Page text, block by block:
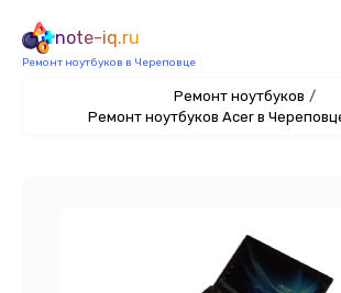
note-iq.ru
Ремонт ноутбуков в Череповце
Ремонт ноутбуков /
Ремонт ноутбуков Acer в